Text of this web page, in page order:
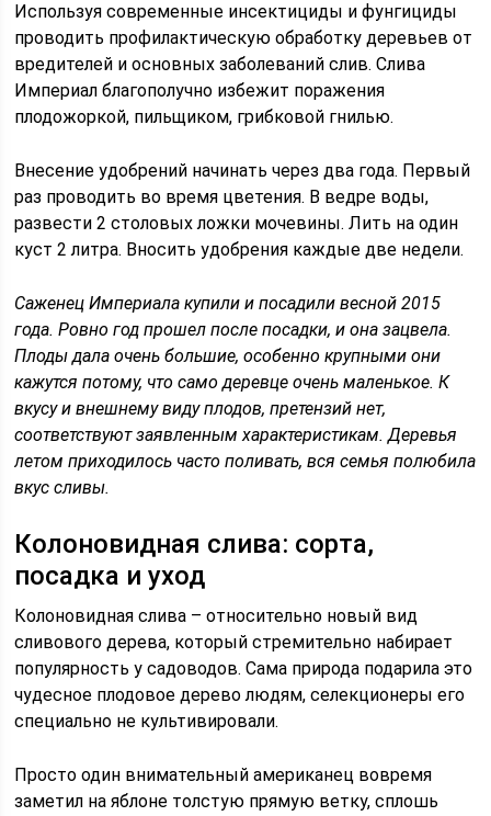
Используя современные инсектициды и фунгициды
проводить профилактическую обработку деревьев от
вредителей и основных заболеваний слив. Слива
Империал благополучно избежит поражения
плодожоркой, пильщиком, грибковой гнилью.
Внесение удобрений начинать через два года. Первый
раз проводить во время цветения. В ведре воды,
развести 2 столовых ложки мочевины. Лить на один
куст 2 литра. Вносить удобрения каждые две недели.
Саженец Империала купили и посадили весной 2015
года. Ровно год прошел после посадки, и она зацвела.
Плоды дала очень большие, особенно крупными они
кажутся потому, что само деревце очень маленькое. К
вкусу и внешнему виду плодов, претензий нет,
соответствуют заявленным характеристикам. Деревья
летом приходилось часто поливать, вся семья полюбила
вкус сливы.
Колоновидная слива: сорта,
посадка и уход
Колоновидная слива – относительно новый вид
сливового дерева, который стремительно набирает
популярность у садоводов. Сама природа подарила это
чудесное плодовое дерево людям, селекционеры его
специально не культивировали.
Просто один внимательный американец вовремя
заметил на яблоне толстую прямую ветку, сплошь